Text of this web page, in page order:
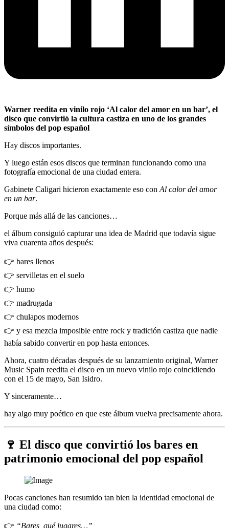
Warner reedita en vinilo rojo ‘Al calor del amor en un bar’, el
disco que convirtió la cultura castiza en uno de los grandes
símbolos del pop español
Hay discos importantes.
Y luego están esos discos que terminan funcionando como una
fotografía emocional de una ciudad entera.
Gabinete Caligari hicieron exactamente eso con Al calor del amor
en un bar.
Porque más allá de las canciones…
el álbum consiguió capturar una idea de Madrid que todavía sigue
viva cuarenta años después:
👉 bares llenos
👉 servilletas en el suelo
👉 humo
👉 madrugada
👉 chulapos modernos
👉 y esa mezcla imposible entre rock y tradición castiza que nadie
había sabido convertir en pop hasta entonces.
Ahora, cuatro décadas después de su lanzamiento original, Warner
Music Spain reedita el disco en un nuevo vinilo rojo coincidiendo
con el 15 de mayo, San Isidro.
Y sinceramente…
hay algo muy poético en que este álbum vuelva precisamente ahora.
🍷 El disco que convirtió los bares en
patrimonio emocional del pop español
Pocas canciones han resumido tan bien la identidad emocional de
una ciudad como:
👉 “Bares, qué lugares…”